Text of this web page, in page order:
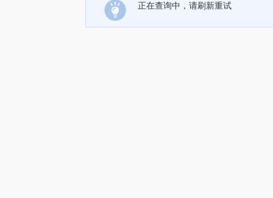
正在查询中，请刷新重试